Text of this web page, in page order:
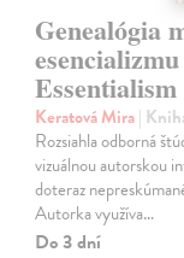
Genealógia
Essentialism
Keratová Mira|
Rozsiahla odborná
vizuálnou autorskou
doteraz
Autorka využíva…
Do 3 dní